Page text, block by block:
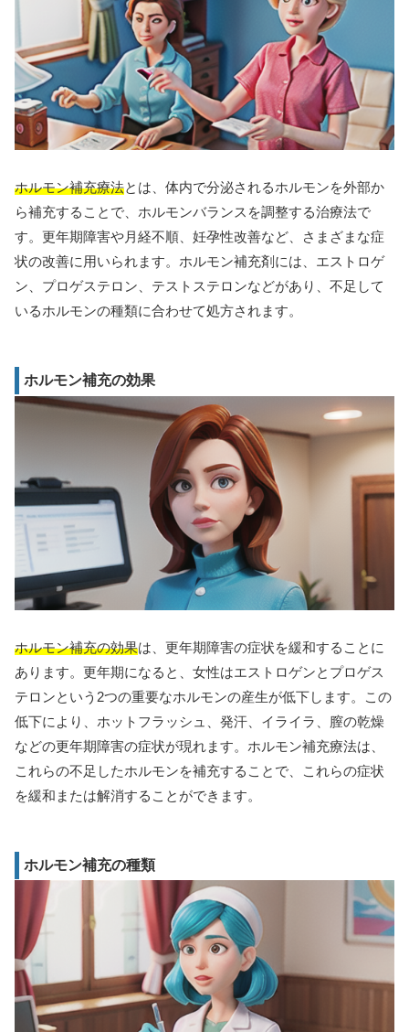
ホルモン補充療法とは、体内で分泌されるホルモンを外部か
ら補充することで、ホルモンバランスを調整する治療法で
す。更年期障害や月経不順、妊孕性改善など、さまざまな症
状の改善に用いられます。ホルモン補充剤には、エストロゲ
ン、プロゲステロン、テストステロンなどがあり、不足して
いるホルモンの種類に合わせて処方されます。
ホルモン補充の効果
ホルモン補充の効果は、更年期障害の症状を緩和することに
あります。更年期になると、女性はエストロゲンとプロゲス
テロンという2つの重要なホルモンの産生が低下します。この
低下により、ホットフラッシュ、発汗、イライラ、膣の乾燥
などの更年期障害の症状が現れます。ホルモン補充療法は、
これらの不足したホルモンを補充することで、これらの症状
を緩和または解消することができます。
ホルモン補充の種類